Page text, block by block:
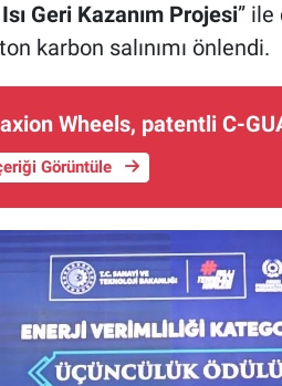
Geri Kazanım Projesi”
karbon salınımı önlendi.
Wheels, patentli C-
Görüntüle